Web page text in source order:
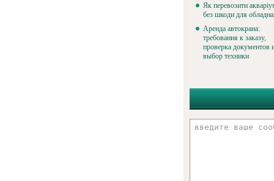
Як перевозити
без шкоди для
Аренда автокрана:
требования к заказу,
проверка документов
выбор техники